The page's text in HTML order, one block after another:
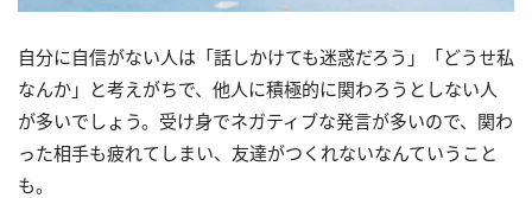
自分に自信がない人は「話しかけても迷惑だろう」「どうせ私
なんか」と考えがちで、他人に積極的に関わろうとしない人
が多いでしょう。受け身でネガティブな発言が多いので、関わ
った相手も疲れてしまい、友達がつくれないなんていうこと
も。